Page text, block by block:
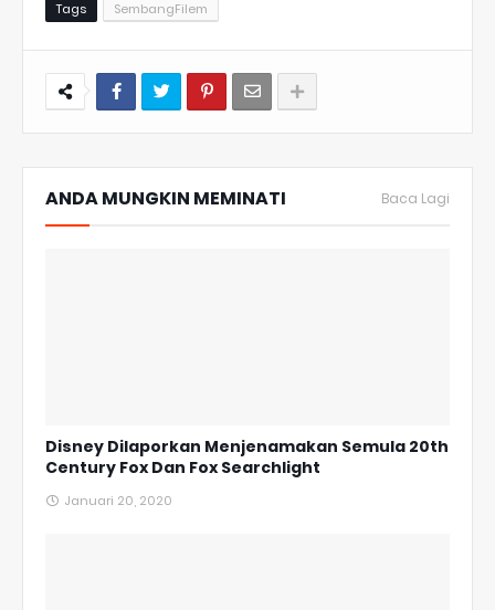
Tags SembangFilem
ANDA MUNGKIN MEMINATI Baca Lagi
Disney Dilaporkan Menjenamakan Semula 20th
Century Fox Dan Fox Searchlight
Januari 20, 2020